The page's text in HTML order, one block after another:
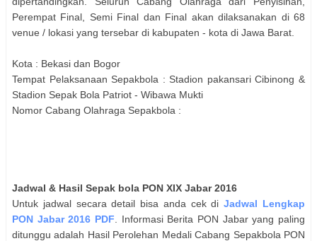
Perempat Final, Semi Final dan Final akan dilaksanakan di 68
venue / lokasi yang tersebar di kabupaten - kota di Jawa Barat.
Kota : Bekasi dan Bogor
Tempat Pelaksanaan Sepakbola : Stadion pakansari Cibinong &
Stadion Sepak Bola Patriot - Wibawa Mukti
Nomor Cabang Olahraga Sepakbola :
Jadwal & Hasil Sepak bola PON XIX Jabar 2016
Untuk jadwal secara detail bisa anda cek diJadwal Lengkap
PON Jabar 2016 PDF . Informasi Berita PON Jabar yang paling
ditunggu adalah Hasil Perolehan Medali Cabang Sepakbola PON